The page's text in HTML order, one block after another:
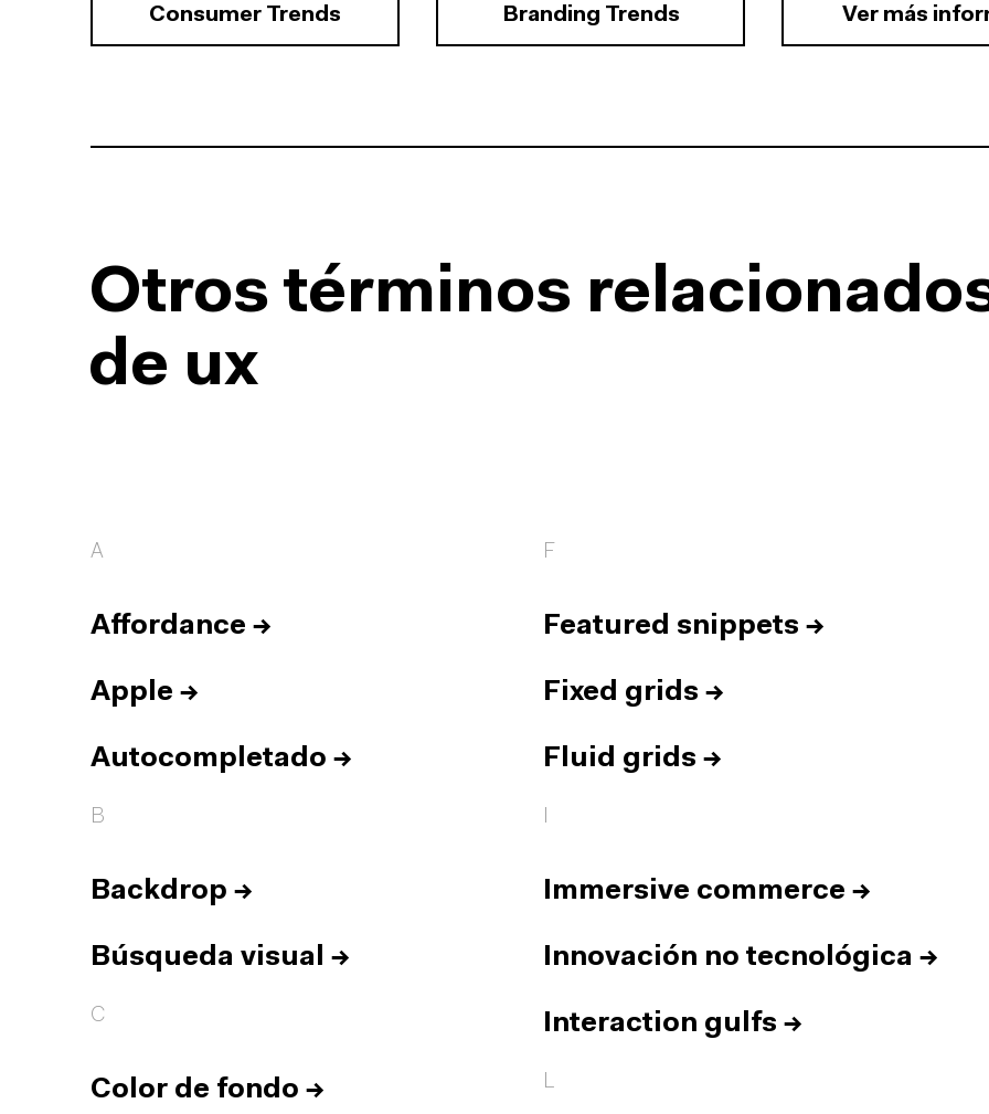
Consumer Trends Branding Trends Ver más
Otros términos
de ux
A
Affordance →
Apple →
Autocompletado →
B
Backdrop →
Búsqueda visual →
C
Color de fondo →
F
Featured snippets →
Fixed grids →
Fluid grids →
I
Immersive commerce →
Innovación no tecnológica →
Interaction gulfs →
L